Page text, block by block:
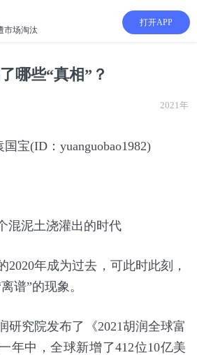
市场淘汰
打开APP
哪些“真相”？
2021年
宝(ID：yuanguobao1982)
混泥土浇灌出的时代
2020年成为过去，可此时此刻，
谱”的现象。
研究院发布了《2021胡润全球富
年中，全球新增了412位10亿美